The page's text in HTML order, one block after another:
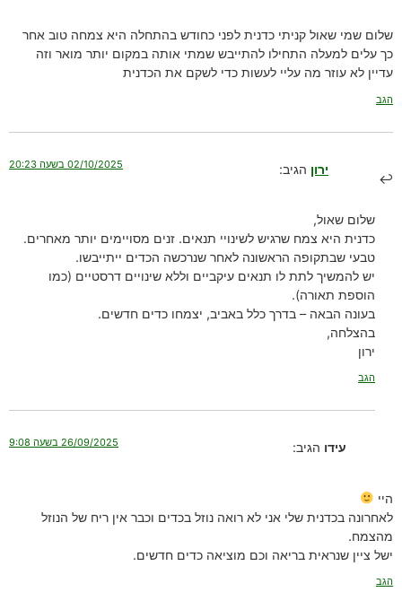
שלום שמי שאול קניתי כדנית לפני כחודש בהתחלה היא צמחה טוב אחר
כך עלים למעלה התחילו להתייבש שמתי אותה במקום יותר מואר וזה
עדיין לא עוזר מה עליי לעשות כדי לשקם את הכדנית
הגב
ירון הגיב: 02/10/2025 בשעה 20:23
שלום שאול,
כדנית היא צמח שרגיש לשינויי תנאים. זנים מסויימים יותר מאחרים.
טבעי שבתקופה הראשונה לאחר שנרכשה הכדים ייתייבשו.
יש להמשיך לתת לו תנאים עיקביים וללא שינויים דרסטיים (כמו
הוספת תאורה).
בעונה הבאה – בדרך כלל באביב, יצמחו כדים חדשים.
בהצלחה,
ירון
הגב
עידו הגיב: 26/09/2025 בשעה 9:08
היי
לאחרונה בכדנית שלי אני לא רואה נוזל בכדים וכבר אין ריח של הנוזל
מהצמח.
ישל ציין שנראית בריאה וכם מוציאה כדים חדשים.
הגב